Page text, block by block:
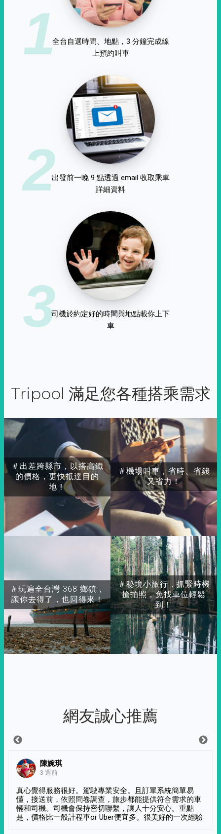
1全台自選時間、地點，3 分鐘完成線
上預約叫車
2出發前一晚 9 點透過 email 收取乘車
詳細資料
3司機於約定好的時間與地點載你上下
車
Tripool 滿足您各種搭乘需求
＃出差跨縣市，以搭高鐵
的價格，更快抵達目的
地！
＃玩遍全台灣 368 鄉鎮，
讓你去得了，也回得來！
＃秘境小旅行，抓緊時機
搶拍照，免找車位輕鬆
到！
＃機場叫車，省時、省錢
又省力！
網友誠心推薦
陳婉琪
3 週前
真心覺得服務很好。駕駛專業安全。且訂單系統簡單易
懂，接送前，依照問卷調查，旅步都能提供符合需求的車
輛和司機。司機會保持密切聯繫，讓人十分安心。重點
是，價格比一般計程車or Uber便宜多。很美好的一次經驗